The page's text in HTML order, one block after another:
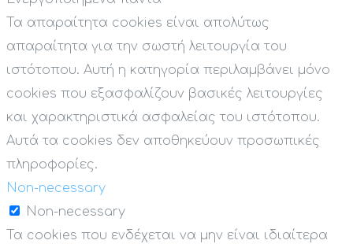
Τα απαραίτητα cookies είναι απολύτως
απαραίτητα για την σωστή λειτουργία του
ιστότοπου. Αυτή η κατηγορία περιλαμβάνει μόνο
cookies που εξασφαλίζουν βασικές λειτουργίες
και χαρακτηριστικά ασφαλείας του ιστότοπου.
Αυτά τα cookies δεν αποθηκεύουν προσωπικές
πληροφορίες.
Non-necessary
Non-necessary
Τα cookies που ενδέχεται να μην είναι ιδιαίτερα